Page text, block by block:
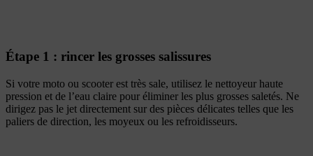
Étape 1 : rincer les grosses salissures
Si votre moto ou scooter est très sale, utilisez le nettoyeur haute
pression et de l’eau claire pour éliminer les plus grosses saletés. Ne
dirigez pas le jet directement sur des pièces délicates telles que les
paliers de direction, les moyeux ou les refroidisseurs.